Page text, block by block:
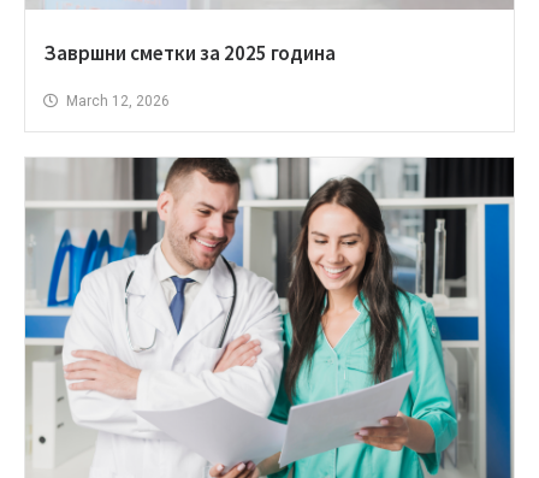
Завршни сметки за 2025 година
March 12, 2026